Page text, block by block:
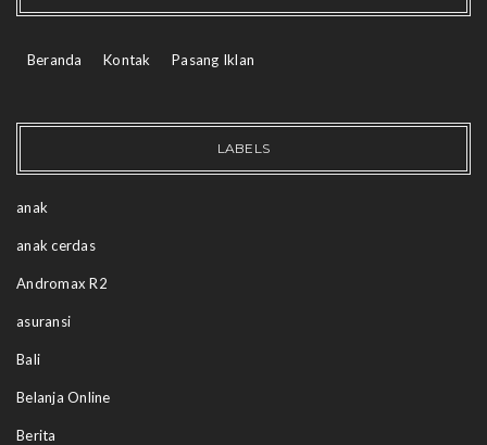
Beranda Kontak Pasang Iklan
LABELS
anak
anak cerdas
Andromax R2
asuransi
Bali
Belanja Online
Berita